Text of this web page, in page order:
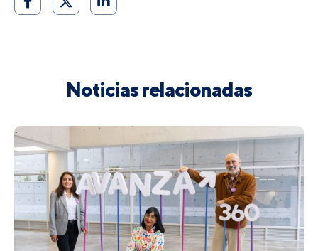
AVANZA 360
Noticias
Lineamientos
Noticias relacionadas